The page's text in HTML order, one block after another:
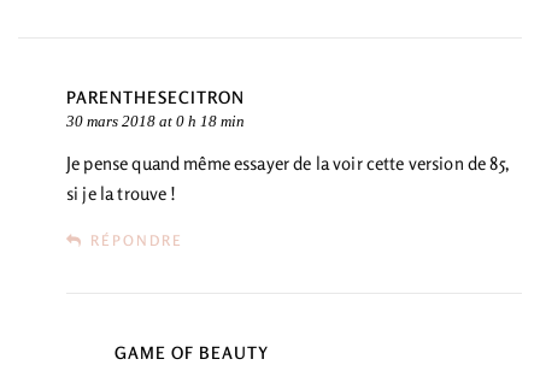
PARENTHESECITRON
30 mars 2018 at 0 h 18 min
Je pense quand même essayer de la voir cette version de 85,
si je la trouve !
RÉPONDRE
GAME OF BEAUTY